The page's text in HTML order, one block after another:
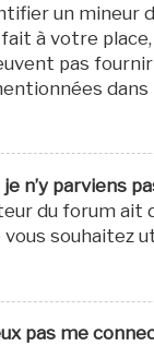
un mineur
fait à votre
pas
n’y parviens
du forum
souhaitez
pas me